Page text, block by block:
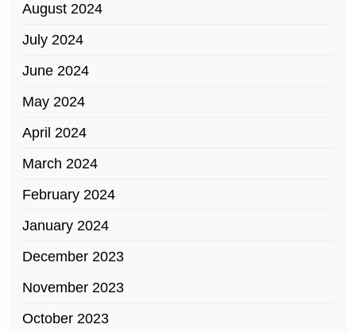
August 2024
July 2024
June 2024
May 2024
April 2024
March 2024
February 2024
January 2024
December 2023
November 2023
October 2023